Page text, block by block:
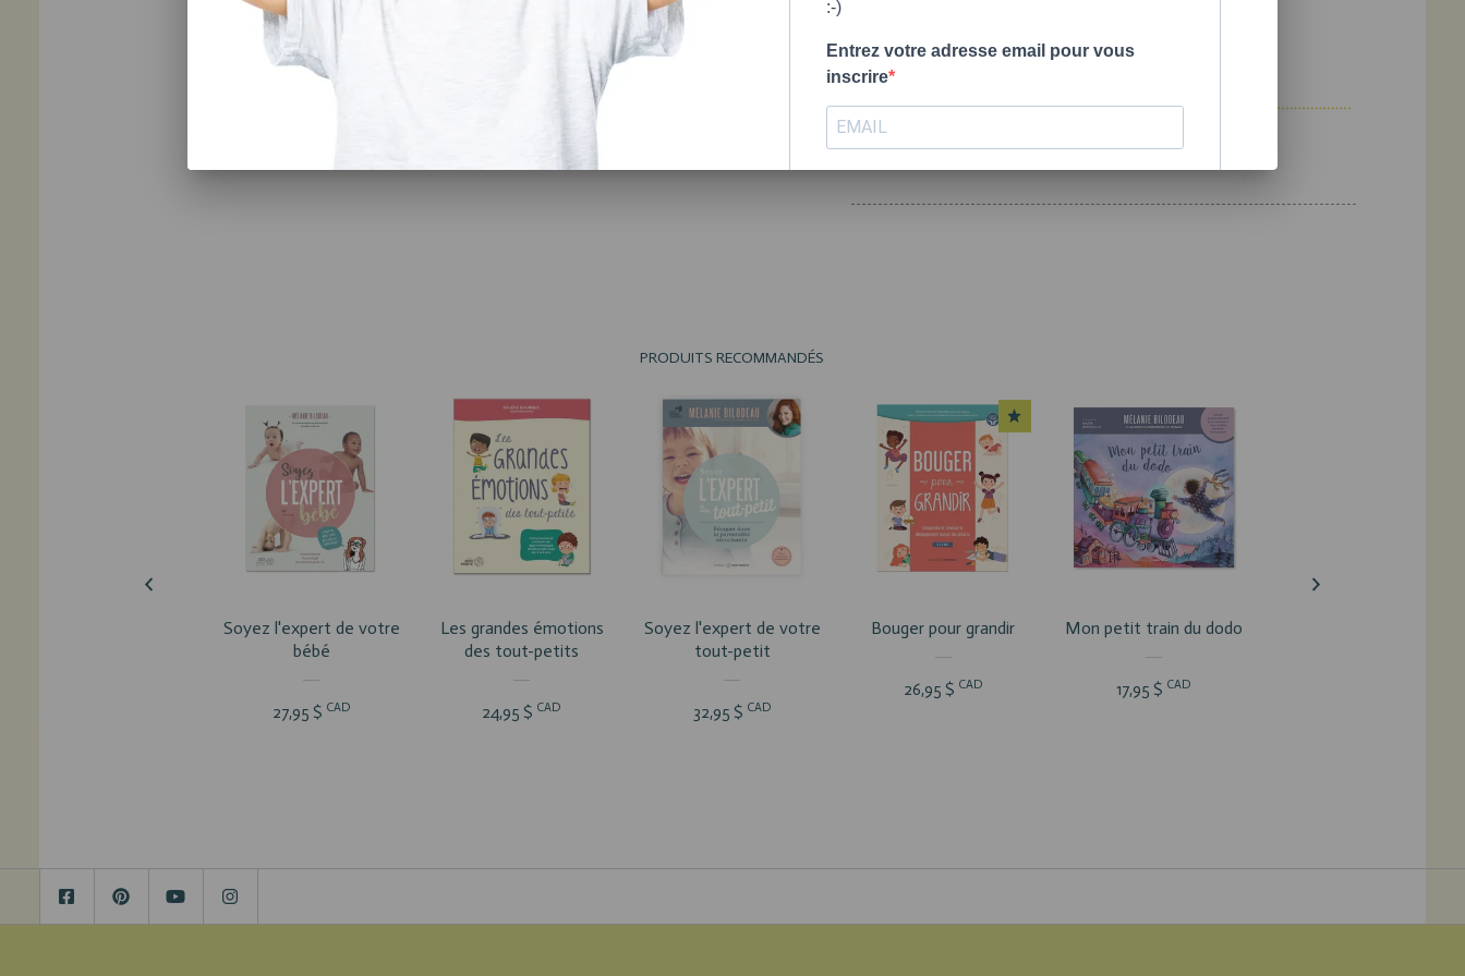
Mélanie Bilodeau
PRODUITS RECOMMANDÉS
VOIR LE PRODUIT
Soyez l'expert de votre
bébé
27,95 $ CAD
VOIR LE PRODUIT
Les grandes émotions
des tout-petits
24,95 $ CAD
VOIR LE PRODUIT
Soyez l'expert de votre
tout-petit
32,95 $ CAD
VOIR LE PRODUIT
Bouger pour grandir
26,95 $ CAD
VOIR LE PRODUIT
Mon petit train du dodo
17,95 $ CAD
:-)
Entrez votre adresse email pour vous
inscrire